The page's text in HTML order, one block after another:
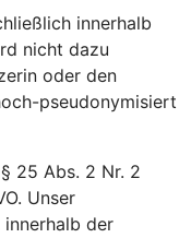
innerhalb
nicht dazu
oder den
pseudonymisiert
25 Abs. 2 Nr. 2
Unser
der